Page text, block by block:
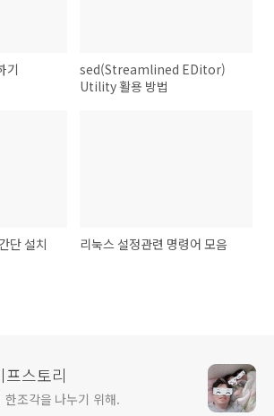
기
sed(Streamlined EDitor)
Utility 활용 방법
단 설치
리눅스 설정관련 명령어 모음
스토리
조각을 나누기 위해.